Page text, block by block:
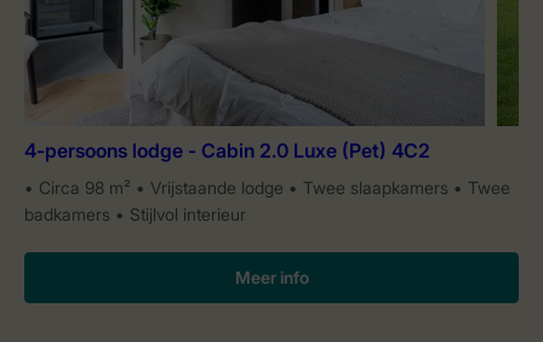
4-persoons lodge - Cabin 2.0 Luxe (Pet) 4C2
Circa 98 m² Vrijstaande lodge Twee slaapkamers
Twee
badkamers
Stijlvol interieur
Meer info